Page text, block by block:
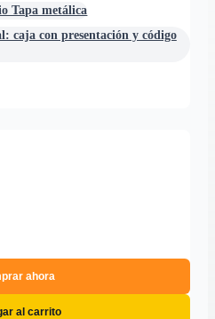
Tapa metálica
caja con presentación y código
ahora
al carrito